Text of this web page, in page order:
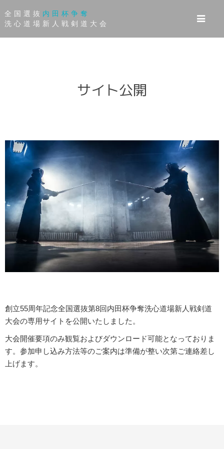
全国選抜 内田杯争奪
洗心道場新人戦剣道大会
サイト公開
創立55周年記念全国選抜第8回内田杯争奪洗心道場新人戦剣道
大会の専用サイトを公開いたしました。
大会開催要項のみ観覧およびダウンロード可能となっておりま
す。 参加申し込み方法等のご案内は準備が整い次第ご連絡差し
上げます。